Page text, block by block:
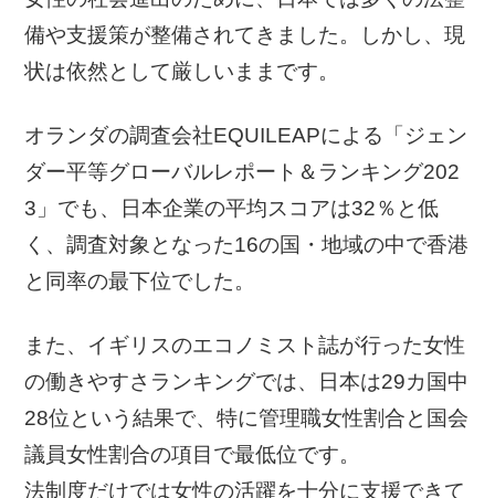
備や支援策が整備されてきました。しかし、現
状は依然として厳しいままです。
オランダの調査会社EQUILEAPによる「ジェン
ダー平等グローバルレポート＆ランキング202
3」でも、日本企業の平均スコアは32％と低
く、調査対象となった16の国・地域の中で香港
と同率の最下位でした。
また、イギリスのエコノミスト誌が行った女性
の働きやすさランキングでは、日本は29カ国中
28位という結果で、特に管理職女性割合と国会
議員女性割合の項目で最低位です。
法制度だけでは女性の活躍を十分に支援できて